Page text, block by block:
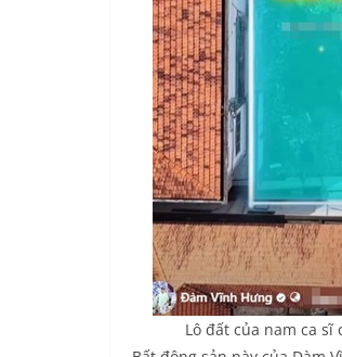
Lô đất của nam ca